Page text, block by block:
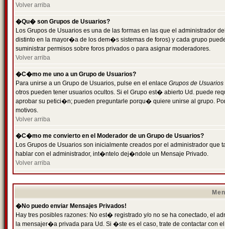
Volver arriba
�Qu� son Grupos de Usuarios?
Los Grupos de Usuarios es una de las formas en las que el administrador
distinto en la mayor�a de los dem�s sistemas de foros) y cada grupo
suministrar permisos sobre foros privados o para asignar moderadores.
Volver arriba
�C�mo me uno a un Grupo de Usuarios?
Para unirse a un Grupo de Usuarios, pulse en el enlace Grupos de Usuarios
otros pueden tener usuarios ocultos. Si el Grupo est� abierto Ud. puede
aprobar su petici�n; pueden preguntarle porqu� quiere unirse al grupo.
motivos.
Volver arriba
�C�mo me convierto en el Moderador de un Grupo de Usuarios?
Los Grupos de Usuarios son inicialmente creados por el administrador
hablar con el administrador, int�ntelo dej�ndole un Mensaje Privado.
Volver arriba
�No puedo enviar Mensajes Privados!
Hay tres posibles razones: No est� registrado y/o no se ha conectado, el
la mensajer�a privada para Ud. Si �ste es el caso, trate de contactar con